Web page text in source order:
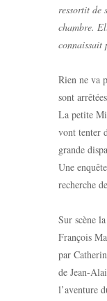
ressortit de
chambre.
connaissait
Rien ne va
sont
La petite
vont tenter
grande
Une
recherche
Sur scène
François
par
de Jean-
l’aventure